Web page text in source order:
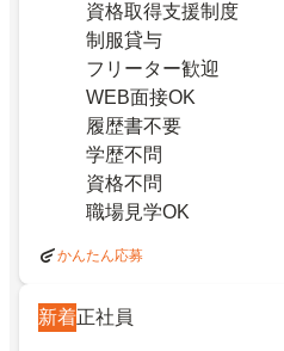
資格取得支援制度
制服貸与
フリーター歓迎
WEB面接OK
履歴書不要
学歴不問
資格不問
職場見学OK
かんたん応募
新着正社員